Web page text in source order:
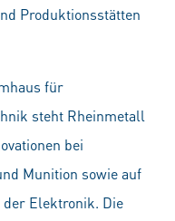
Produktionsstätten
für
steht Rheinmetall
bei
Munition sowie auf
der Elektronik. Die